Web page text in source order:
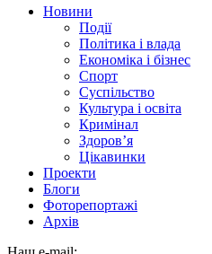
Новини
Події
Політика і влада
Економіка і бізнес
Спорт
Суспільство
Культура і освіта
Кримінал
Здоров’я
Цікавинки
Проекти
Блоги
Фоторепортажі
Архів